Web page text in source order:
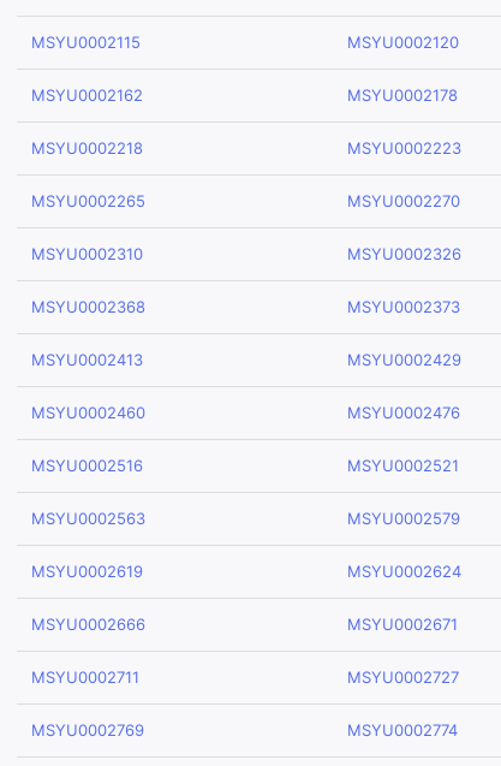
MSYU0002115 MSYU0002120
MSYU0002162 MSYU0002178
MSYU0002218 MSYU0002223
MSYU0002265 MSYU0002270
MSYU0002310 MSYU0002326
MSYU0002368 MSYU0002373
MSYU0002413 MSYU0002429
MSYU0002460 MSYU0002476
MSYU0002516 MSYU0002521
MSYU0002563 MSYU0002579
MSYU0002619 MSYU0002624
MSYU0002666 MSYU0002671
MSYU0002711 MSYU0002727
MSYU0002769 MSYU0002774